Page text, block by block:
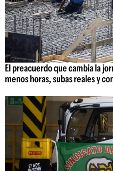
El preacuerdo que cambia la
menos horas, subas reales y